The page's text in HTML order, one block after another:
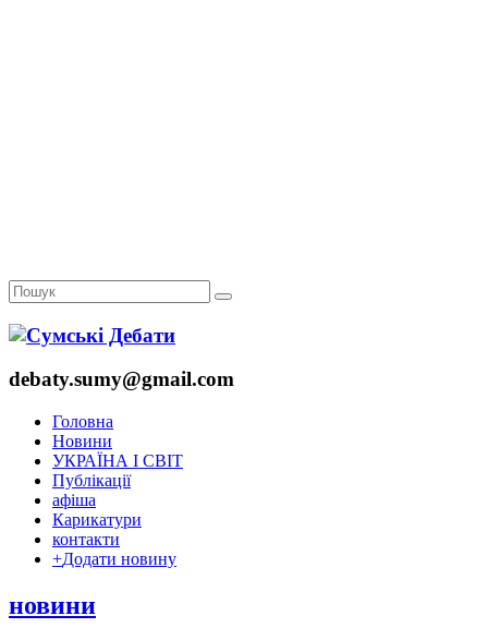
debaty.sumy@gmail.com
Головна
Новини
УКРАЇНА І СВІТ
Публікації
афіша
Карикатури
контакти
+Додати новину
новини